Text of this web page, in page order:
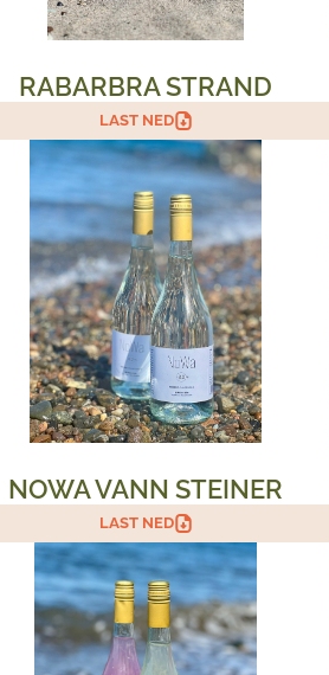
RABARBRA STRAND
LAST NED
NOWA VANN STEINER
LAST NED